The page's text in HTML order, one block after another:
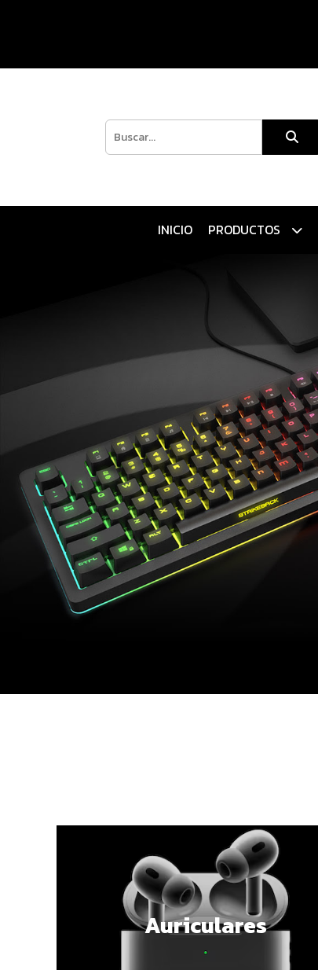
INICIO PRODUCTOS
Auriculares